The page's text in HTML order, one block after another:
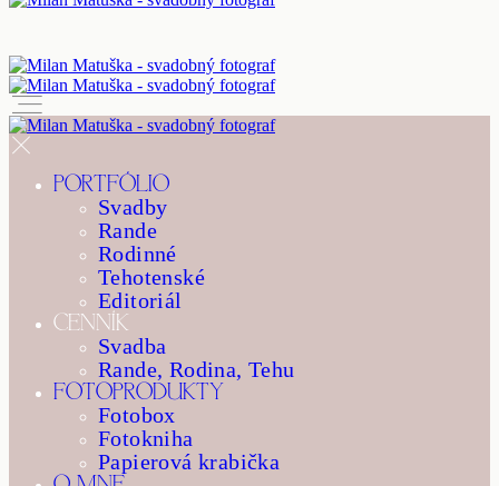
PORTFÓLIO
Svadby
Rande
Rodinné
Tehotenské
Editoriál
CENNÍK
Svadba
Rande, Rodina, Tehu
FOTOPRODUKTY
Fotobox
Fotokniha
Papierová krabička